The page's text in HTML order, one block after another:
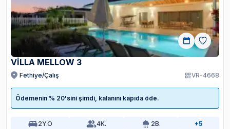
VİLLA MELLOW 3
Fethiye/Çalış VR-4668
Ödemenin % 20'sini şimdi, kalanını kapıda öde.
2Y.O 4K. 2B. +5